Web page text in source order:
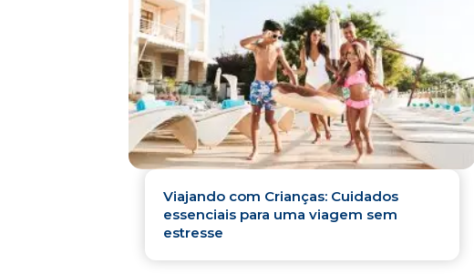
Viajando com Crianças: Cuidados
essenciais para uma viagem sem
estresse